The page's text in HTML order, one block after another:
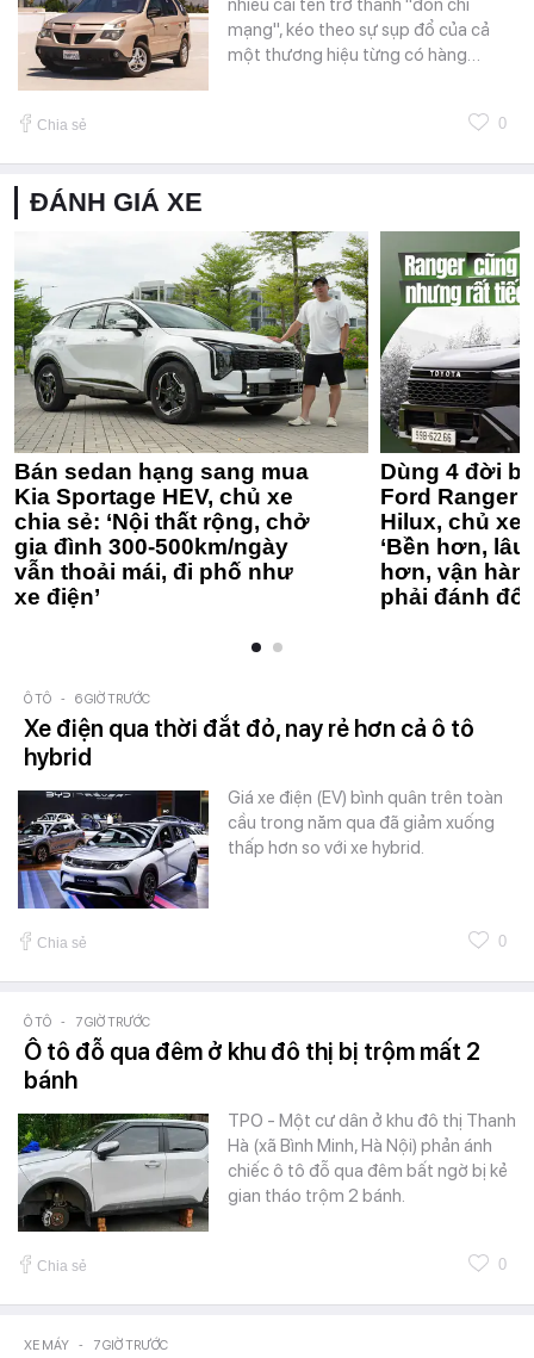
nhiều cái tên trở thành "đòn chí
mạng", kéo theo sự sụp đổ của cả
một thương hiệu từng có hàng…
Chia sẻ 0
ĐÁNH GIÁ XE
Bán sedan hạng sang mua
Kia Sportage HEV, chủ xe
chia sẻ: ‘Nội thất rộng, chở
gia đình 300-500km/ngày
vẫn thoải mái, đi phố như
xe điện’
Dùng 4 đời
Ford Ranger
Hilux, chủ xe
‘Bền hơn,
hơn, vận
phải đánh
Ô TÔ - 6 GIỜ TRƯỚC
Xe điện qua thời đắt đỏ, nay rẻ hơn cả ô tô
hybrid
Giá xe điện (EV) bình quân trên toàn
cầu trong năm qua đã giảm xuống
thấp hơn so với xe hybrid.
Chia sẻ 0
Ô TÔ - 7 GIỜ TRƯỚC
Ô tô đỗ qua đêm ở khu đô thị bị trộm mất 2
bánh
TPO - Một cư dân ở khu đô thị Thanh
Hà (xã Bình Minh, Hà Nội) phản ánh
chiếc ô tô đỗ qua đêm bất ngờ bị kẻ
gian tháo trộm 2 bánh.
Chia sẻ 0
XE MÁY - 7 GIỜ TRƯỚC